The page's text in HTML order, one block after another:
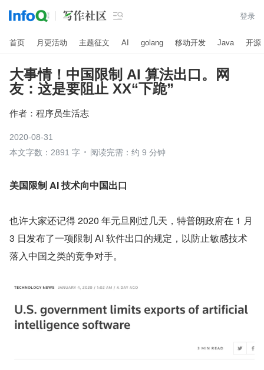
 登录
首页 月更活动 主题征文 AI golang 移动开发 Java 开源
大事情！中国限制 AI 算法出口。网
友：这是要阻止 XX“下跪”
作者： 程序员生活志
2020-08-31
本文字数：2891 字
阅读完需：约 9 分钟
美国限制 AI 技术向中国出口
也许大家还记得 2020 年元旦刚过几天，特普朗政府在 1 月
3 日发布了一项限制 AI 软件出口的规定，以防止敏感技术
落入中国之类的竞争对手。